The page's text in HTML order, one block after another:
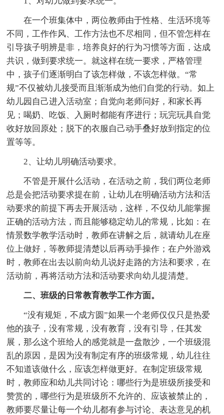
在一个班集体中，两位教师由于性格、生活环境等
不同，工作作风、工作方法也不尽相同，但不管怎样在
引导孩子明辨是非，培养良好的行为习惯等方面，达成
共识，做到要求统一。就这样在统一要求，严格管理
中，孩子们逐渐明白了该怎样做，不该怎样做。“常
规”不仅被幼儿接受而且渐渐成为他们自觉的行动。如上
幼儿园自己进入活动室；自觉向老师问好，和家长再
见；喝奶、吃饭、入厕时都能有序进行；玩完玩具自觉
收好放回原处；脱下的衣服自己动手叠好放到指定的位
置等等。
2、让幼儿明确活动要求。
不管是开展什么活动，在活动之前，我们两位老师
总是会把活动要求提在前，让幼儿在明确活动方法和活
动要求的前提下再去开展活动，这样，不仅幼儿能掌握
正确的活动方法，而且能够稳定幼儿的常规，比如：在
情景数学教学活动时，教师在讲解之后，就请幼儿在座
位上做好，等教师提清楚以后再动手操作；在户外游戏
时，教师在出去以前向幼儿说好走路的方法和要求，在
活动前，再将活动方法和活动要求向幼儿提清楚。
二、班级的日常教育教学工作方面。
“没有规矩，不成方圆”如果一个老师仅仅只是热爱
他的孩子，没有常规，没有教育，没有引导，任其发
展，那么这个班给人的感觉就是一盘散沙，一个班级混
乱的原因，是因为没有制定有序的班级常规，幼儿往往
不知道该做什么，应该怎样做更好。在制定班级常规
时，教师应和幼儿共同讨论：哪些行为是班级所接受和
赞赏的，哪些行为是班级所不允许的、应该被禁止的，
教师要尽量让每一个幼儿都有参与讨论、表达意见的机